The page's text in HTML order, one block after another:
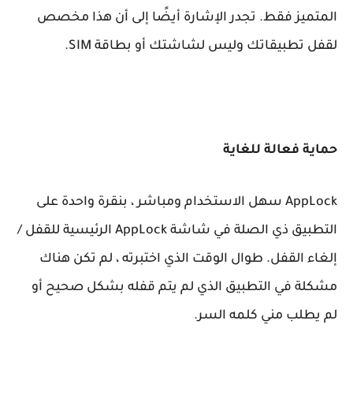
المتميز فقط. تجدر الإشارة أيضًا إلى أن هذا مخصص
لقفل تطبيقاتك وليس لشاشتك أو بطاقة SIM.
حماية فعالة للغاية
AppLock سهل الاستخدام ومباشر ، بنقرة واحدة على
التطبيق ذي الصلة في شاشة AppLock الرئيسية للقفل /
إلغاء القفل. طوال الوقت الذي اختبرته ، لم تكن هناك
مشكلة في التطبيق الذي لم يتم قفله بشكل صحيح أو
لم يطلب مني كلمه السر.